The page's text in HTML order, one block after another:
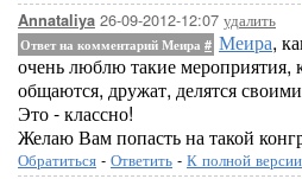
Annataliya 26-09-2012-12:07 удалить
Ответ на комментарий Меира # Меира,
очень люблю такие мероприятия,
общаются, дружат, делятся
Это - классно!
Желаю Вам попасть на такой
Обратиться - Ответить - К полной версии